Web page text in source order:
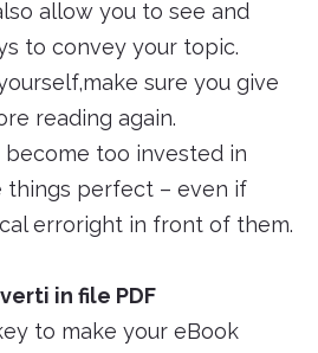
allow you to see and
to convey your topic.
sure you give
reading again.
too invested in
things perfect – even if
erroright in front of them.
in file PDF
to make your eBook